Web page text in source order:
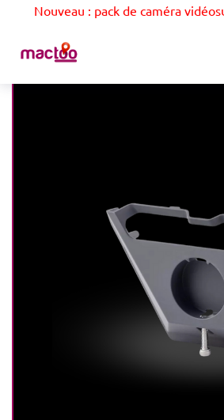
Nouveau : pack de caméra